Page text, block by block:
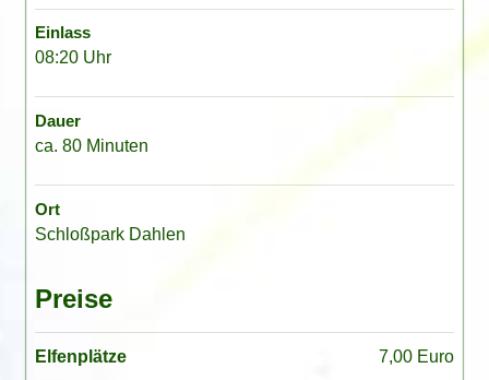
Einlass
08:20 Uhr
Dauer
ca. 80 Minuten
Ort
Schloßpark Dahlen
Preise
Elfenplätze
7,00 Euro